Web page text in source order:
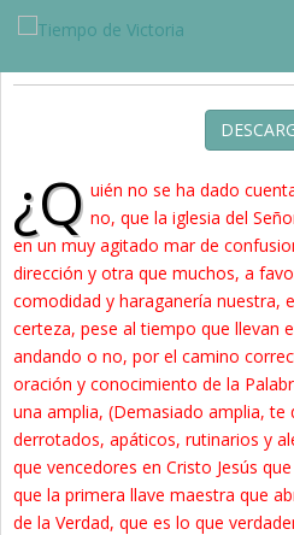
Estudios »
¿Q uién no se ha dado
no, que la iglesia del
en un muy agitado mar de
dirección y otra que muchos, a
comodidad y haraganería nuestra,
certeza, pese al tiempo que llevan
andando o no, por el camino
oración y conocimiento de la
una amplia, (Demasiado amplia, te
derrotados, apáticos, rutinarios y
que vencedores en Cristo Jesús
que la primera llave maestra que
de la Verdad, que es lo que